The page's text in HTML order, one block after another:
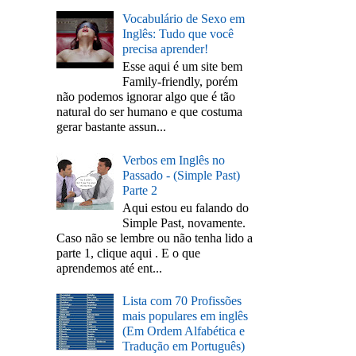
Vocabulário de Sexo em
Inglês: Tudo que você
precisa aprender!
Esse aqui é um site bem
Family-friendly, porém
não podemos ignorar algo que é tão
natural do ser humano e que costuma
gerar bastante assun...
Verbos em Inglês no
Passado - (Simple Past)
Parte 2
Aqui estou eu falando do
Simple Past, novamente.
Caso não se lembre ou não tenha lido a
parte 1, clique aqui . E o que
aprendemos até ent...
Lista com 70 Profissões
mais populares em inglês
(Em Ordem Alfabética e
Tradução em Português)